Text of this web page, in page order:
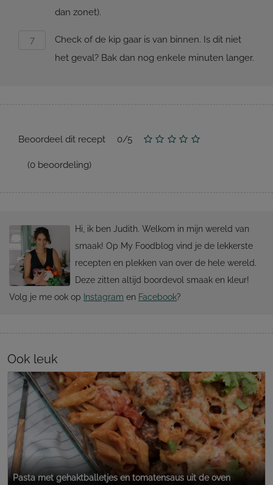
dan zonet).
Check of de kip gaar is van binnen. Is dit niet
het geval? Bak dan nog enkele minuten langer.
Beoordeel dit recept 0/5
(0 beoordeling)
Hi, ik ben Judith. Welkom in mijn wereld van
smaak! Op My Foodblog vind je de lekkerste
recepten en plekken van over de hele wereld.
Deze zitten altijd boordevol smaak en kleur!
Volg je me ook op Instagram en Facebook?
Ook leuk
Pasta met gehaktballetjes en tomatensaus uit de oven